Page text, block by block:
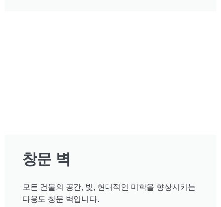
창문 벽
모든 건물의 공간, 빛, 현대적인 미학을 향상시키는
다용도 창문 벽입니다.